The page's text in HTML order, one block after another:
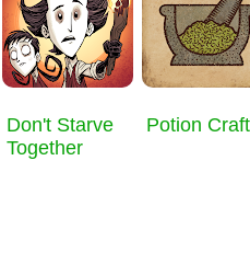
Don't Starve
Together
Potion Craft